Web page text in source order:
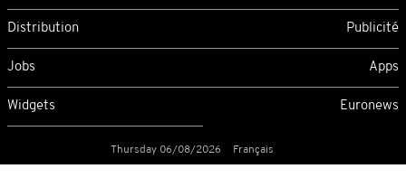
Distribution Publicité
Jobs Apps
Widgets Euronews
Thursday 06/08/2026